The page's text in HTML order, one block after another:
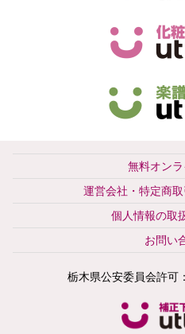
無料オン
運営会社・特定商
個人情報の取
お問い
栃木県公安委員会許可